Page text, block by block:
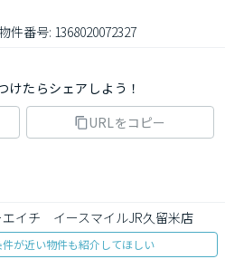
件番号: 1368020072327
けたらシェアしよう！
URLをコピー
イチ　イースマイルJR久留米店
件が近い物件も紹介してほしい